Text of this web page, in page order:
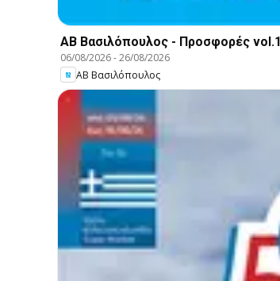
ΑΒ Βασιλόπουλος - Προσφορές vol.1
06/08/2026-26/08/2026
ΑΒ Βασιλόπουλος